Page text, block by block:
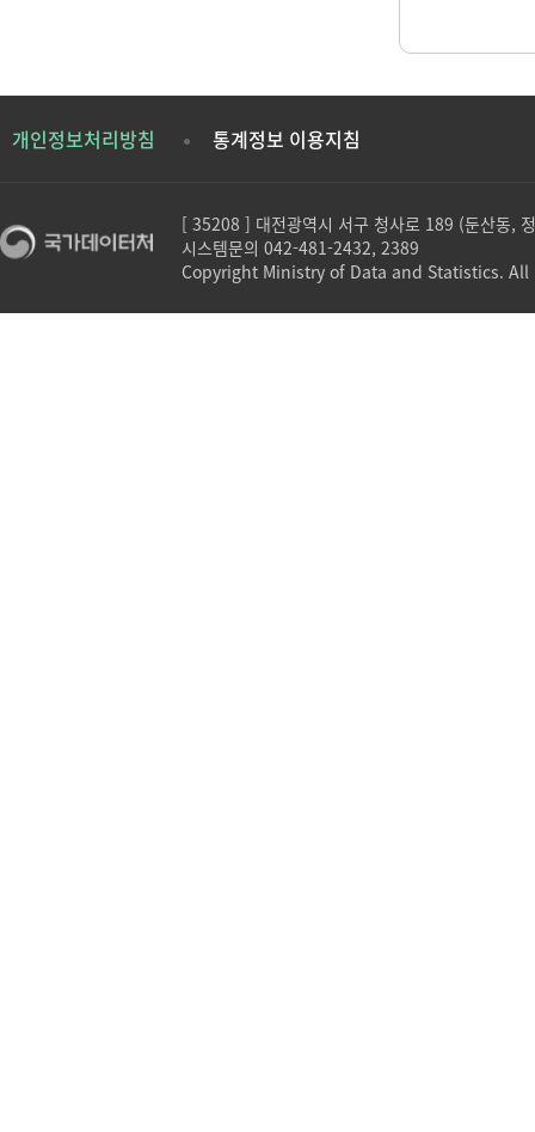
개인정보처리방침 통계정보 이용지침
[ 35208 ] 대전광역시 서구 청사로 189 (둔산동,
시스템문의 042-481-2432, 2389
Copyright Ministry of Data and Statistics.